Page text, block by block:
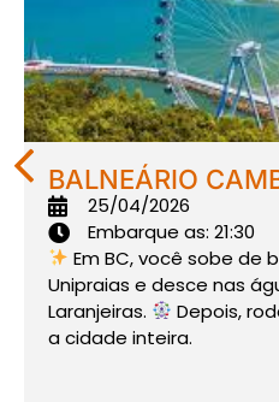
BALNEÁRIO
25/04/2026
Embarque as: 21:30
Em BC, você sobe de
Unipraias e desce nas
Laranjeiras.
Depois,
a cidade inteira.